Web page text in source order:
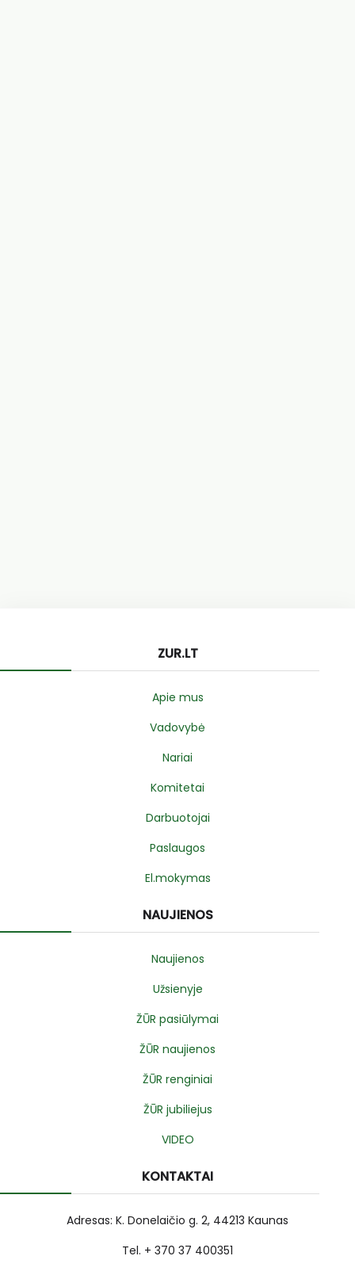
ZUR.LT
Apie mus
Vadovybė
Nariai
Komitetai
Darbuotojai
Paslaugos
El.mokymas
NAUJIENOS
Naujienos
Užsienyje
ŽŪR pasiūlymai
ŽŪR naujienos
ŽŪR renginiai
ŽŪR jubiliejus
VIDEO
KONTAKTAI
Adresas: K. Donelaičio g. 2, 44213 Kaunas
Tel. + 370 37 400351